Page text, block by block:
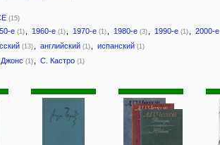
(15)
е (1) 1960-е (1) 1970-е (1) 1980-е (3) 1990-е (1) 2000-е
(13) английский (1) испанский (1)
(1) С. Кастро (1)